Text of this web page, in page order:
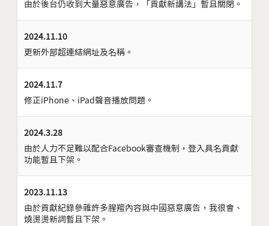
由於後台仍收到大量惡意廣告，「貢獻新講法」暫且關閉。
2024.11.10
更新外部超連結網址及名稱。
2024.11.7
修正iPhone、iPad聲音播放問題。
2024.3.28
由於人力不足難以配合Facebook審查機制，登入具名貢獻
功能暫且下架。
2023.11.13
由於貢獻紀錄參雜許多腥羶內容與中國惡意廣告，我很會、
燒燙燙新詞暫且下架。